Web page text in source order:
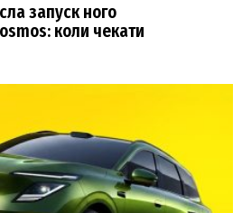
запуск ного
коли чекати